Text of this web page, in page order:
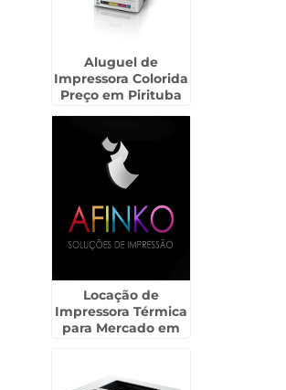
Aluguel de
Impressora Colorida
Preço em Pirituba
Locação de
Impressora Térmica
para Mercado em